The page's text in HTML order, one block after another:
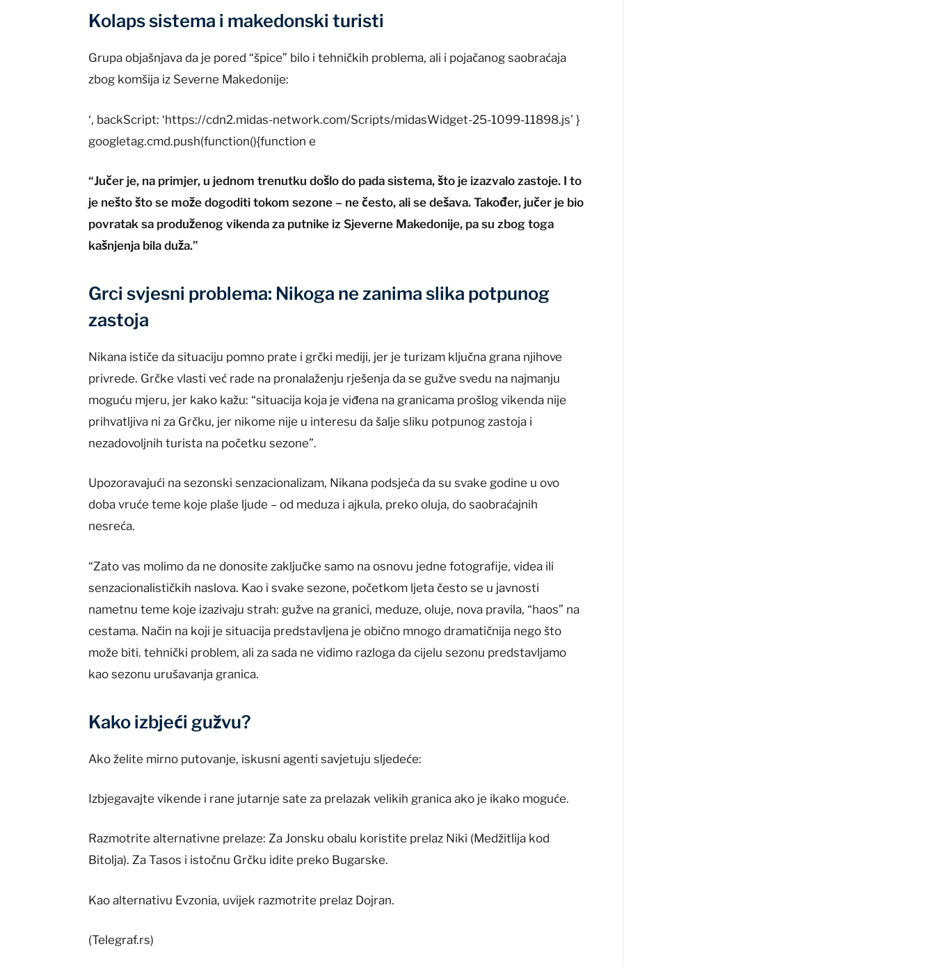
Kolaps sistema i makedonski turisti
Grupa objašnjava da je pored “špice” bilo i tehničkih problema, ali i pojačanog saobraćaja
zbog komšija iz Severne Makedonije:
‘, backScript: ‘https://cdn2.midas-network.com/Scripts/midasWidget-25-1099-11898.js’ }
googletag.cmd.push(function(){function e
“Jučer je, na primjer, u jednom trenutku došlo do pada sistema, što je izazvalo zastoje. I to
je nešto što se može dogoditi tokom sezone – ne često, ali se dešava. Također, jučer je bio
povratak sa produženog vikenda za putnike iz Sjeverne Makedonije, pa su zbog toga
kašnjenja bila duža.”
Grci svjesni problema: Nikoga ne zanima slika potpunog
zastoja
Nikana ističe da situaciju pomno prate i grčki mediji, jer je turizam ključna grana njihove
privrede. Grčke vlasti već rade na pronalaženju rješenja da se gužve svedu na najmanju
moguću mjeru, jer kako kažu: “situacija koja je viđena na granicama prošlog vikenda nije
prihvatljiva ni za Grčku, jer nikome nije u interesu da šalje sliku potpunog zastoja i
nezadovoljnih turista na početku sezone”.
Upozoravajući na sezonski senzacionalizam, Nikana podsjeća da su svake godine u ovo
doba vruće teme koje plaše ljude – od meduza i ajkula, preko oluja, do saobraćajnih
nesreća.
“Zato vas molimo da ne donosite zaključke samo na osnovu jedne fotografije, videa ili
senzacionalističkih naslova. Kao i svake sezone, početkom ljeta često se u javnosti
nametnu teme koje izazivaju strah: gužve na granici, meduze, oluje, nova pravila, “haos” na
cestama. Način na koji je situacija predstavljena je obično mnogo dramatičnija nego što
može biti. tehnički problem, ali za sada ne vidimo razloga da cijelu sezonu predstavljamo
kao sezonu urušavanja granica.
Kako izbjeći gužvu?
Ako želite mirno putovanje, iskusni agenti savjetuju sljedeće:
Izbjegavajte vikende i rane jutarnje sate za prelazak velikih granica ako je ikako moguće.
Razmotrite alternativne prelaze: Za Jonsku obalu koristite prelaz Niki (Medžitlija kod
Bitolja). Za Tasos i istočnu Grčku idite preko Bugarske.
Kao alternativu Evzonia, uvijek razmotrite prelaz Dojran.
(Telegraf.rs)